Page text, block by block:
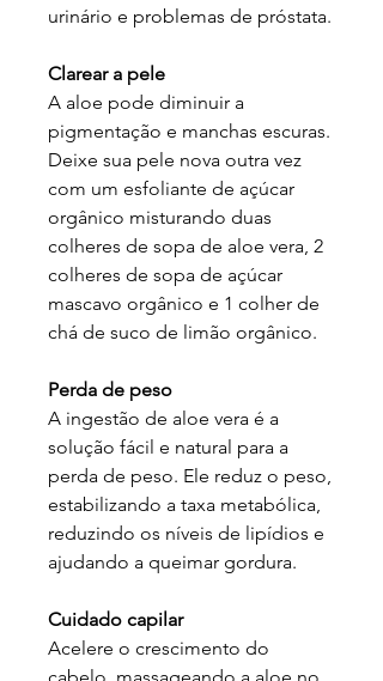
urinário e problemas de próstata.
Clarear a pele
A aloe pode diminuir a
pigmentação e manchas escuras.
Deixe sua pele nova outra vez
com um esfoliante de açúcar
orgânico misturando duas
colheres de sopa de aloe vera, 2
colheres de sopa de açúcar
mascavo orgânico e 1 colher de
chá de suco de limão orgânico.
Perda de peso
A ingestão de aloe vera é a
solução fácil e natural para a
perda de peso. Ele reduz o peso,
estabilizando a taxa metabólica,
reduzindo os níveis de lipídios e
ajudando a queimar gordura.
Cuidado capilar
Acelere o crescimento do